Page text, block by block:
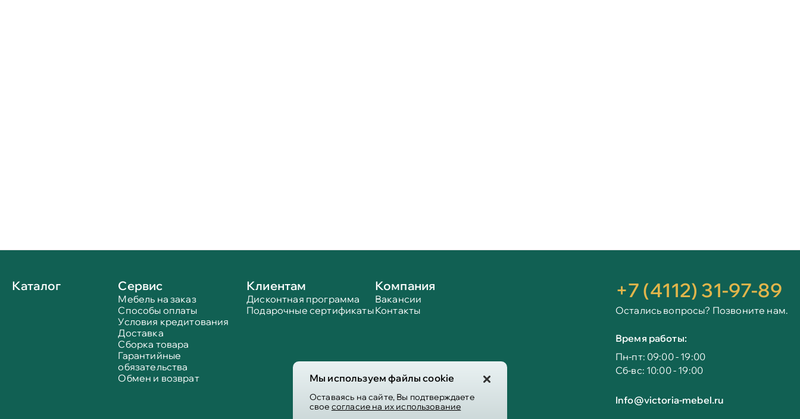
Мы используем файлы cookie
Оставаясь на сайте, Вы подтверждаете
свое согласие на их использование
Каталог Сервис
Мебель на заказ
Способы оплаты
Условия кредитования
Доставка
Сборка товара
Гарантийные
обязательства
Обмен и возврат
Клиентам
Дисконтная программа
Подарочные сертификаты
Компания
Вакансии
Контакты
+7 (4112) 31-97-89
Остались вопросы? Позвоните нам.
Время работы:
Пн-пт: 09:00 - 19:00
Сб-вс: 10:00 - 19:00
Info@victoria-mebel.ru